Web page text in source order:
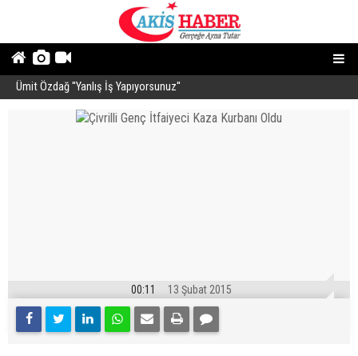
Ümit Özdağ ''Yanlış İş Yapıyorsunuz''
00:11 13 Şubat 2015